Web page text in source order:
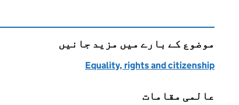
موضوع کے بارے میں مزید جانیں
Equality, rights and citizenship
عالمی مقامات